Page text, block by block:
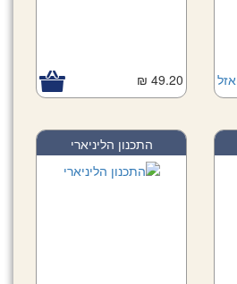
אזל 49.20 ₪
התכנון הליניארי